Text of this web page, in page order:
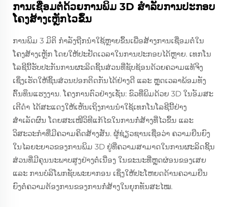
ການເຊື່ອມຕໍ່ດ້ວຍການພິມ 3D ສຳລັບການປະກອບ
ໂຄງສ້າງເຫຼັກໄວຂຶ້ນ
ການພິມ 3 ມິຕິ ກຳລັງຖືກນຳໃຊ້ຫຼາຍຂຶ້ນເພື່ອສ້າງການເຊື່ອມຕໍ່ໃນ
ໂຄງສ້າງເຫຼັກ ໂດຍໃຫ້ປະຢັດເວລາໃນການປະກອບໄດ້ຫຼາຍ. ເທກໂນ
ໂລຊີນີ້ຮັບປະກັນການຜະລິດຊິ້ນສ່ວນທີ່ຊັບຊ້ອນດ້ວຍຄວາມແທ້ຈິງ
ເຊິ່ງເຮັດໃຫ້ຊິ້ນສ່ວນປອກຕິດກັນໄດ້ຢ່າງດີ ແລະ ຫຼຸດເວລາພ້ອມທັງ
ຕົ້ນທຶນແຮງງານ. ໂຄງການຕົວຢ່າງເຊັ່ນ: ຂົວທີ່ພິມດ້ວຍ 3D ໃນອັມສະ
ເຕີດຳ ໄດ້ສະແດງໃຫ້ເຫັນເຖິງການນຳໃຊ້ເທກໂນໂລຊີນີ້ຢ່າງ
ສຳເລັດຜົນ ໂດຍສະເໜີວິທີແກ້ໄຂໃນການກໍ່ສ້າງທີ່ໄວຂຶ້ນ ແລະ
ວິສະວະກຳທີ່ມີຄວາມຄິດສ້າງສັນ. ຜູ້ຊ່ຽວຊານເຊື່ອວ່າ ຄວາມຍືນຍົງ
ໃນໄລຍະຍາວຂອງການພິມ 3D ຢູ່ທີ່ຄວາມສາມາດໃນການຜະລິດຊິ້ນ
ສ່ວນທີ່ມີຄຸນນະພາບສູງຢ່າງຕໍ່ເນື່ອງ ໃນຂະນະທີ່ຫຼຸດຜ່ອນຂອງເສຍ
ແລະ ການບໍລິໂພກຊັບພະຍາກອນ ເຊິ່ງໃຫ້ປະໂຫຍດດ້ານຄວາມຍືນ
ຍົງຕໍ່ຄວາມຕ້ອງການຂອງການກໍ່ສ້າງໃນຍຸກທັນສະໄໝ.